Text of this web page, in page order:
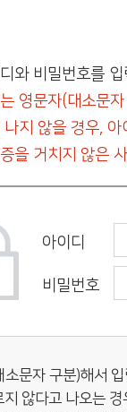
와 비밀번호를
영문자(대소문
지 않을 경우,
을 거치지 않은
아이디
비밀번호
문자 구분)해서
않다고 나오는 경